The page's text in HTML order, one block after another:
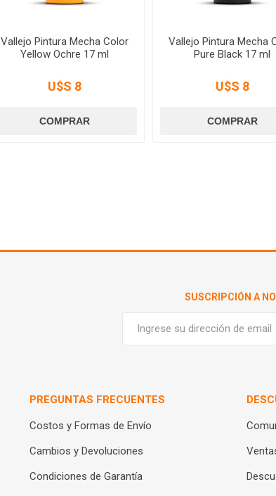
Vallejo Pintura Mecha Color
Yellow Ochre 17 ml
U$S 8
Vallejo Pintura Mecha
Pure Black 17 ml
U$S 8
SUSCRIPCIÓN A
PREGUNTAS FRECUENTES
Costos y Formas de Envío
Cambios y Devoluciones
Condiciones de Garantía